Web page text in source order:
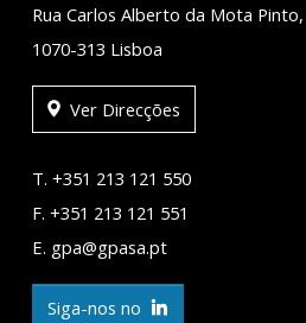
Rua Carlos Alberto da Mota Pinto,
1070-313 Lisboa
Ver Direcções
T. +351 213 121 550
F. +351 213 121 551
E. gpa@gpasa.pt
Siga-nos no